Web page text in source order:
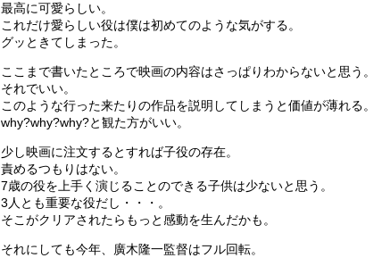
最高に可愛らしい。
これだけ愛らしい役は僕は初めてのような気がする。
グッときてしまった。
ここまで書いたところで映画の内容はさっぱりわからないと思う。
それでいい。
このような行った来たりの作品を説明してしまうと価値が薄れる。
why?why?why?と観た方がいい。
少し映画に注文するとすれば子役の存在。
責めるつもりはない。
7歳の役を上手く演じることのできる子供は少ないと思う。
3人とも重要な役だし・・・。
そこがクリアされたらもっと感動を生んだかも。
それにしても今年、廣木隆一監督はフル回転。